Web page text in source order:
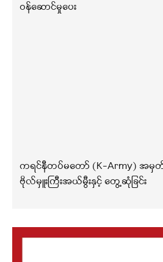
ဝန်ဆောင်မှုပေး
ကရင်နီတပ်မတော် (K-Army) အမှ
ဗိုလ်မှူးကြီးအယ်မွီးနှင့် တွေ့ဆုံခြင်း